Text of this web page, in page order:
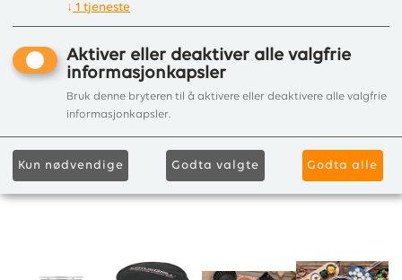
↓ 1 tjeneste
Aktiver eller deaktiver alle valgfrie
informasjonkapsler
Bruk denne bryteren til å aktivere eller deaktivere alle valgfrie
informasjonkapsler.
Kun nødvendige Godta valgte Godta alle